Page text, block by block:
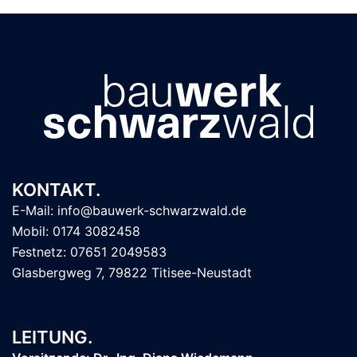
KONTAKT.
E-Mail: info@bauwerk-schwarzwald.de
Mobil: 0174 3082458
Festnetz: 07651 2049583
Glasbergweg 7, 79822 Titisee-Neustadt
LEITUNG.